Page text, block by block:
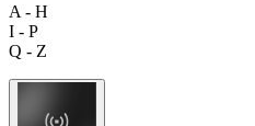
A - H
I - P
Q - Z